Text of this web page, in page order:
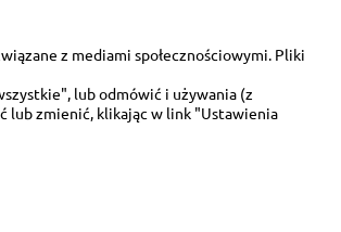
Urodziny/imieniny
z mediami społecznościowymi. Pliki
lub odmówić i używania (z
lub zmienić, klikając w link "Ustawienia